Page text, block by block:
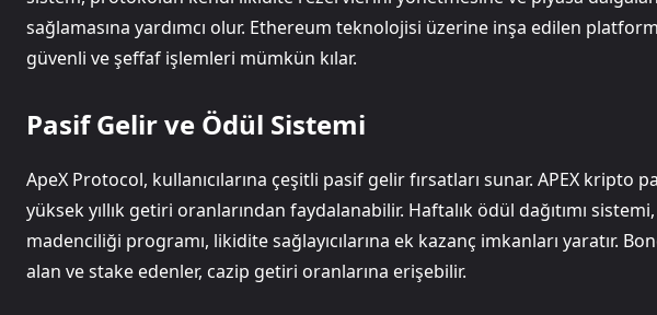
sağlamasına yardımcı olur. Ethereum teknolojisi üzerine inşa edilen platform,
güvenli ve şeffaf işlemleri mümkün kılar.
Pasif Gelir ve Ödül Sistemi
ApeX Protocol, kullanıcılarına çeşitli pasif gelir fırsatları sunar. APEX kripto
yüksek yıllık getiri oranlarından faydalanabilir. Haftalık ödül dağıtımı
madenciliği programı, likidite sağlayıcılarına ek kazanç imkanları yaratır.
alan ve stake edenler, cazip getiri oranlarına erişebilir.